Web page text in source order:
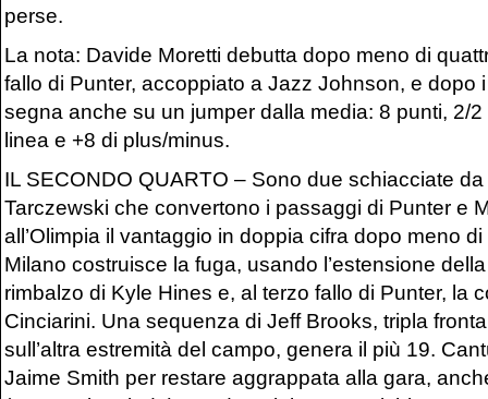
perse.
La nota: Davide Moretti debutta dopo meno di
fallo di Punter, accoppiato a Jazz Johnson, e dopo
segna anche su un jumper dalla media: 8 punti, 2/
linea e +8 di plus/minus.
IL SECONDO QUARTO – Sono due schiacciate
Tarczewski che convertono i passaggi di Punter e
all’Olimpia il vantaggio in doppia cifra dopo meno
Milano costruisce la fuga, usando l’estensione
rimbalzo di Kyle Hines e, al terzo fallo di Punter, la
Cinciarini. Una sequenza di Jeff Brooks, tripla
sull’altra estremità del campo, genera il più 19.
Jaime Smith per restare aggrappata alla gara,